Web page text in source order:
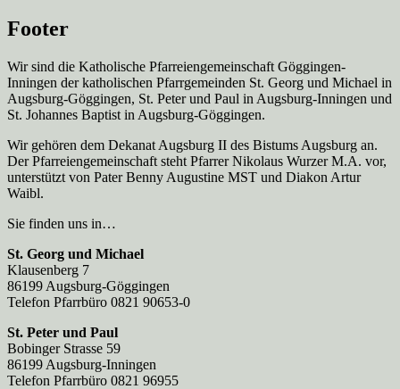
Footer
Wir sind die Katholische Pfarreien­gemeinschaft Göggingen-
Inningen der katholischen Pfarrgemeinden St. Georg und Michael in
Augsburg-Göggingen, St. Peter und Paul in Augsburg-Inningen und
St. Johannes Baptist in Augsburg-Göggingen.
Wir gehören dem Dekanat Augsburg II des Bistums Augsburg an.
Der Pfarreien­gemeinschaft steht Pfarrer Nikolaus Wurzer M.A. vor,
unterstützt von Pater Benny Augustine MST und Diakon Artur
Waibl.
Sie finden uns in…
St. Georg und Michael
Klausenberg 7
86199 Augsburg-Göggingen
Telefon Pfarrbüro 0821 90653-0
St. Peter und Paul
Bobinger Strasse 59
86199 Augsburg-Inningen
Telefon Pfarrbüro 0821 96955